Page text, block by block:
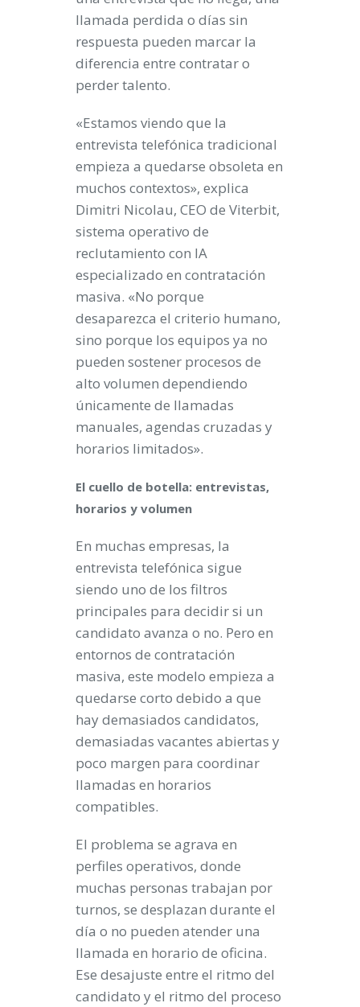
llamada perdida o días sin
respuesta pueden marcar la
diferencia entre contratar o
perder talento.
«Estamos viendo que la
entrevista telefónica tradicional
empieza a quedarse obsoleta en
muchos contextos», explica
Dimitri Nicolau, CEO de Viterbit,
sistema operativo de
reclutamiento con IA
especializado en contratación
masiva. «No porque
desaparezca el criterio humano,
sino porque los equipos ya no
pueden sostener procesos de
alto volumen dependiendo
únicamente de llamadas
manuales, agendas cruzadas y
horarios limitados».
El cuello de botella: entrevistas,
horarios y volumen
En muchas empresas, la
entrevista telefónica sigue
siendo uno de los filtros
principales para decidir si un
candidato avanza o no. Pero en
entornos de contratación
masiva, este modelo empieza a
quedarse corto debido a que
hay demasiados candidatos,
demasiadas vacantes abiertas y
poco margen para coordinar
llamadas en horarios
compatibles.
El problema se agrava en
perfiles operativos, donde
muchas personas trabajan por
turnos, se desplazan durante el
día o no pueden atender una
llamada en horario de oficina.
Ese desajuste entre el ritmo del
candidato y el ritmo del proceso